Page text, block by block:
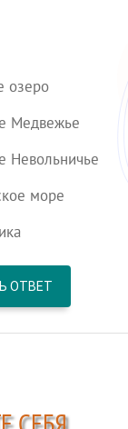
озеро
Медвежье
Невольничье
море
ОТВЕТ